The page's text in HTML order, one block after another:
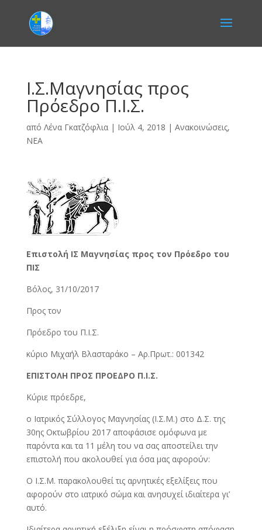
Ι.Σ.Μαγνησίας προς
Πρόεδρο Π.Ι.Σ.
από Λένα Γκατζόφλια| Ιούλ 4, 2018 | Ανακοινώσεις,
ΝΕΑ
Επιστολή ΙΣ Μαγνησίας προς τον Πρόεδρο του
ΠΙΣ
Βόλος, 31/10/2017
Προς τον
Πρόεδρο του Π.Ι.Σ.
κύριο Μιχαήλ Βλασταράκο – Αρ.Πρωτ.: 001342
ΕΠΙΣΤΟΛΗ ΠΡΟΣ ΠΡΟΕΔΡΟ Π.Ι.Σ.
Κύριε πρόεδρε,
ο Ιατρικός Σύλλογος Μαγνησίας (Ι.Σ.Μ.) στο Δ.Σ. της
30ης Οκτωβρίου 2017 αποφάσισε ομόφωνα με
παρόντα και τα 11 μέλη του να σας αποστείλει την
επιστολή που ακολουθεί για όσα μας αφορούν:
Ο Ι.Σ.Μ. παρακολουθεί τις αρνητικές εξελίξεις που
αφορούν στο ιατρικό σώμα και ανησυχεί ιδιαίτερα γι’
αυτό.